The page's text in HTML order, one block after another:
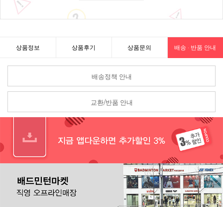
상품정보 상품후기 상품문의 배송 · 반품 안내
배송정책 안내
교환/반품 안내